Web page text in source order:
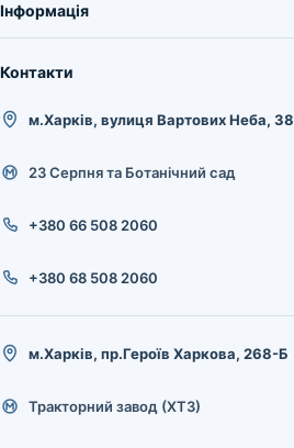
Інформація
Контакти
м.Харків, вулиця Вартових Неба, 38
23 Серпня та Ботанічний сад
+380 66 508 2060
+380 68 508 2060
м.Харків, пр.Героїв Харкова, 268-Б
Тракторний завод (ХТЗ)